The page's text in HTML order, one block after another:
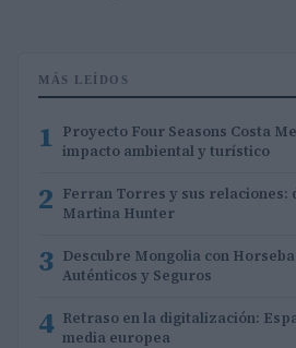
MÁS LEÍDOS
1 Proyecto Four Seasons Costa
impacto ambiental y turístico
2 Ferran Torres y sus relaciones:
Martina Hunter
3 Descubre Mongolia con
Auténticos y Seguros
4 Retraso en la digitalización:
media europea